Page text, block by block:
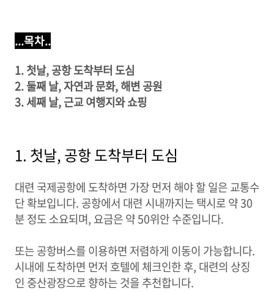
...목차..
1. 첫날, 공항 도착부터 도심
2. 둘째 날, 자연과 문화, 해변 공원
3. 세째 날, 근교 여행지와 쇼핑
1. 첫날, 공항 도착부터 도심
대련 국제공항에 도착하면 가장 먼저 해야 할 일은 교통수
단 확보입니다. 공항에서 대련 시내까지는 택시로 약 30
분 정도 소요되며, 요금은 약 50위안 수준입니다.
또는 공항버스를 이용하면 저렴하게 이동이 가능합니다.
시내에 도착하면 먼저 호텔에 체크인한 후, 대련의 상징
인 중산광장으로 향하는 것을 추천합니다.